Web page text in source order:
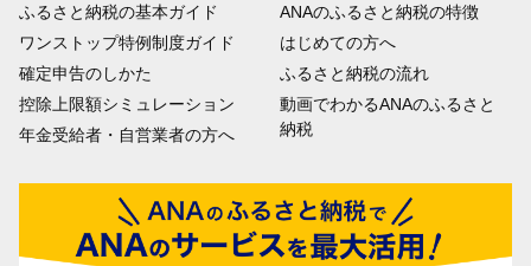
ふるさと納税の基本ガイド
ワンストップ特例制度ガイド
確定申告のしかた
控除上限額シミュレーション
年金受給者・自営業者の方へ
ANAのふるさと納税の特徴
はじめての方へ
ふるさと納税の流れ
動画でわかるANAのふるさと
納税